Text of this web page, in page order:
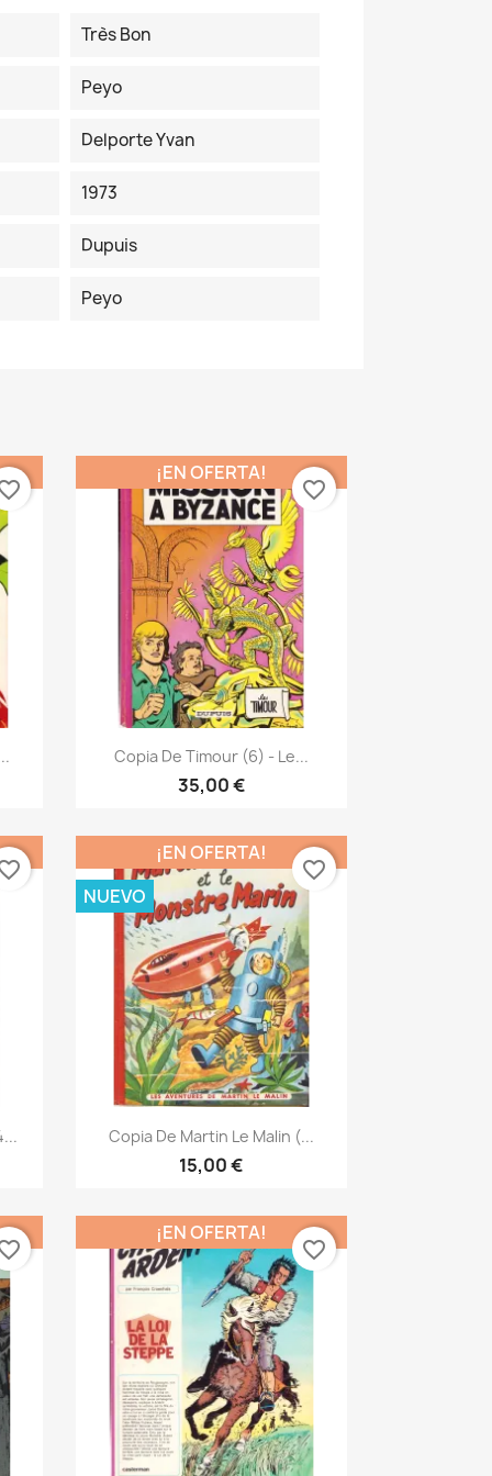
Très Bon
Peyo
Delporte Yvan
1973
Dupuis
Peyo
Vista rápida
Copia De Timour (6) - Le...
35,00 €
¡EN OFERTA!
favorite_border
Vista rápida
Copia De Martin Le Malin (...
15,00 €
¡EN OFERTA!
NUEVO
favorite_border
¡EN OFERTA!
favorite_border